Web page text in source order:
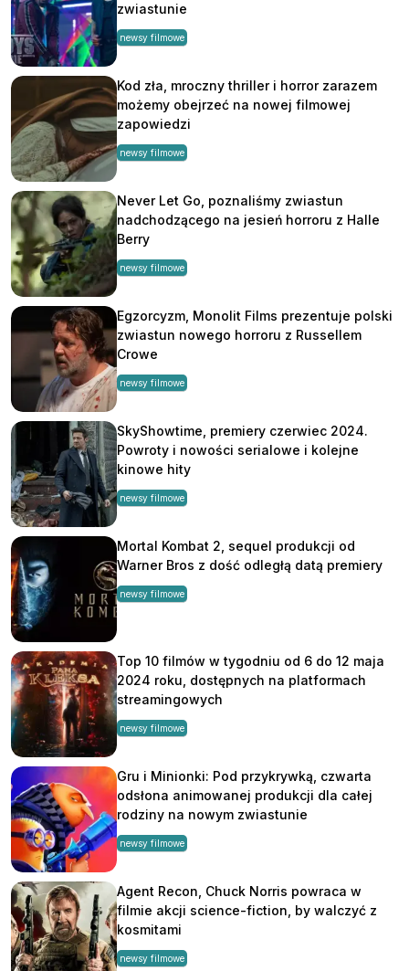
zwiastunie
newsy filmowe
Kod zła, mroczny thriller i horror zarazem
możemy obejrzeć na nowej filmowej
zapowiedzi
newsy filmowe
Never Let Go, poznaliśmy zwiastun
nadchodzącego na jesień horroru z Halle
Berry
newsy filmowe
Egzorcyzm, Monolit Films prezentuje polski
zwiastun nowego horroru z Russellem
Crowe
newsy filmowe
SkyShowtime, premiery czerwiec 2024.
Powroty i nowości serialowe i kolejne
kinowe hity
newsy filmowe
Mortal Kombat 2, sequel produkcji od
Warner Bros z dość odległą datą premiery
newsy filmowe
Top 10 filmów w tygodniu od 6 do 12 maja
2024 roku, dostępnych na platformach
streamingowych
newsy filmowe
Gru i Minionki: Pod przykrywką, czwarta
odsłona animowanej produkcji dla całej
rodziny na nowym zwiastunie
newsy filmowe
Agent Recon, Chuck Norris powraca w
filmie akcji science-fiction, by walczyć z
kosmitami
newsy filmowe